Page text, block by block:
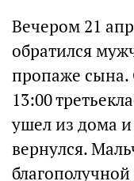
Вечером 21
обратился
пропаже сына.
13:00
ушел из дома
вернулся.